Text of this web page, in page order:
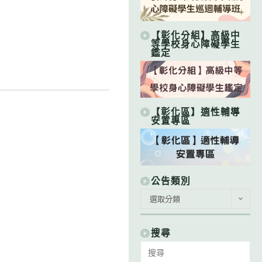
【彰化分組】高級中
等學校身心障礙學生
鑑定
【彰化區】適性輔導
安置專區
公告類別
類
別
選取分類
搜尋
for: